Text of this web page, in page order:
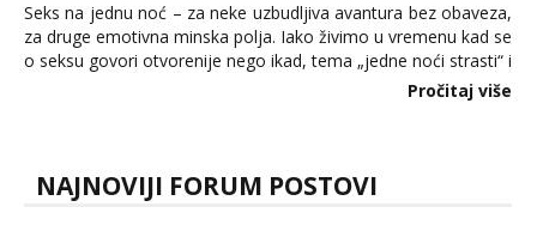
Seks na jednu noć – za neke uzbudljiva avantura bez obaveza,
za druge emotivna minska polja. Iako živimo u vremenu kad se
o seksu govori otvorenije nego ikad, tema „jedne noći strasti“ i
dalje izaziva burne rasprave. Što zapravo misle žene, a što
Pročitaj više
NAJNOVIJI FORUM POSTOVI